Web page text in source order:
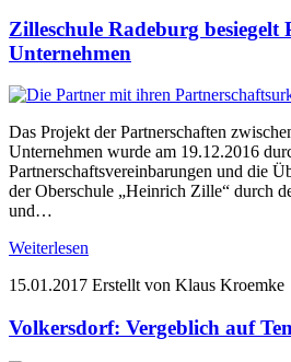
Zilleschule Radeburg besiegelt
Unternehmen
Das Projekt der Partnerschaften
Unternehmen wurde am 19.12.2016
Partnerschaftsvereinbarungen und die
der Oberschule „Heinrich Zille“ durch
und…
Weiterlesen
15.01.2017 Erstellt von Klaus Kroemke
Volkersdorf: Vergeblich auf